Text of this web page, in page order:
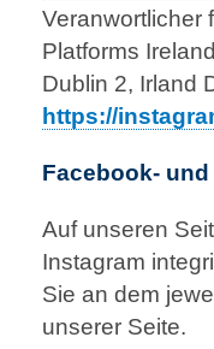
Veranwortlicher
Platforms
Dublin 2, Irland
https://
Facebook-
Auf unseren
Instagram
Sie an dem
unserer Seite.